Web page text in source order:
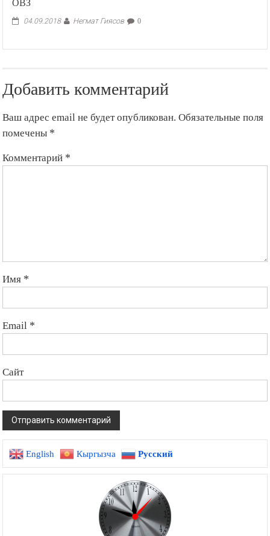
ОВЗ
04.09.2018 Негмат Гиясов 0
Добавить комментарий
Ваш адрес email не будет опубликован. Обязательные поля
помечены *
Комментарий *
Имя *
Email *
Сайт
English Кыргызча Русский